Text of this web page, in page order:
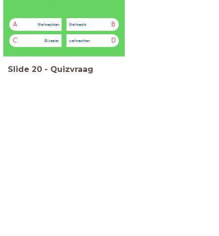
A Weihnachten B
Weihnacht
C Silvester D
weihnachten
Slide 20 - Quizvraag